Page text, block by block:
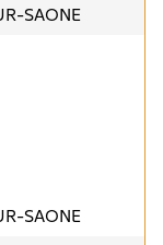
SAONE
SAONE